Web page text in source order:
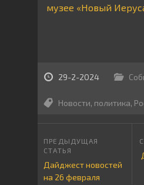
музее «Новый
29-2-2024
Новости, политика,
Дайджест новостей
на 26 февраля